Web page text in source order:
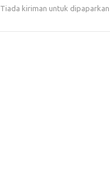
Tiada kiriman untuk dipaparkan